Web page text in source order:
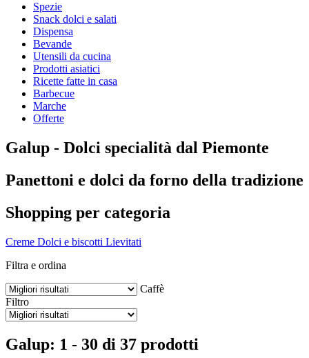
Spezie
Snack dolci e salati
Dispensa
Bevande
Utensili da cucina
Prodotti asiatici
Ricette fatte in casa
Barbecue
Marche
Offerte
Galup - Dolci specialità dal Piemonte
Panettoni e dolci da forno della tradizione
Shopping per categoria
Creme Dolci e biscotti Lievitati
Filtra e ordina
Caffè
Filtro
Galup: 1 - 30 di 37 prodotti